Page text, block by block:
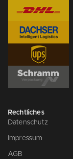
Rechtliches
Datenschutz
Impressum
AGB